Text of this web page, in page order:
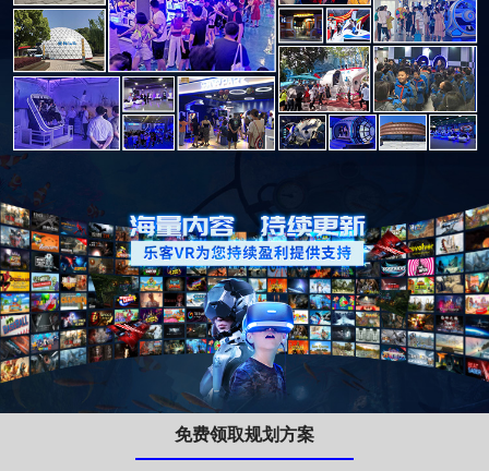
免费领取规划方案